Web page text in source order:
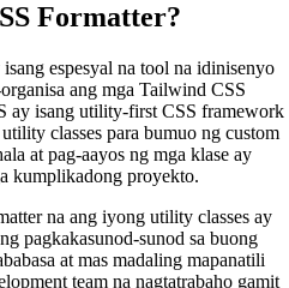
Formatter?
espesyal na tool na idinisenyo
ang mga Tailwind CSS
ay isang utility-first CSS framework
classes para bumuo ng custom
at pag-aayos ng mga klase ay
kumplikadong proyekto.
na ang iyong utility classes ay
pagkakasunod-sunod sa buong
at mas madaling mapanatili
team na nagtatrabaho gamit